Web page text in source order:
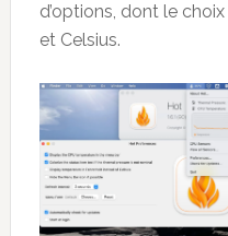
d’options, dont le
et Celsius.